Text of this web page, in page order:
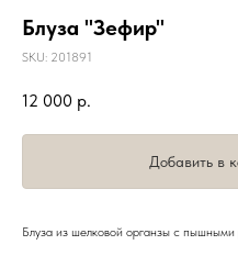
Блуза "Зефир"
SKU: 201891
12 000 р.
Добавить в
Блуза из шелковой органзы с